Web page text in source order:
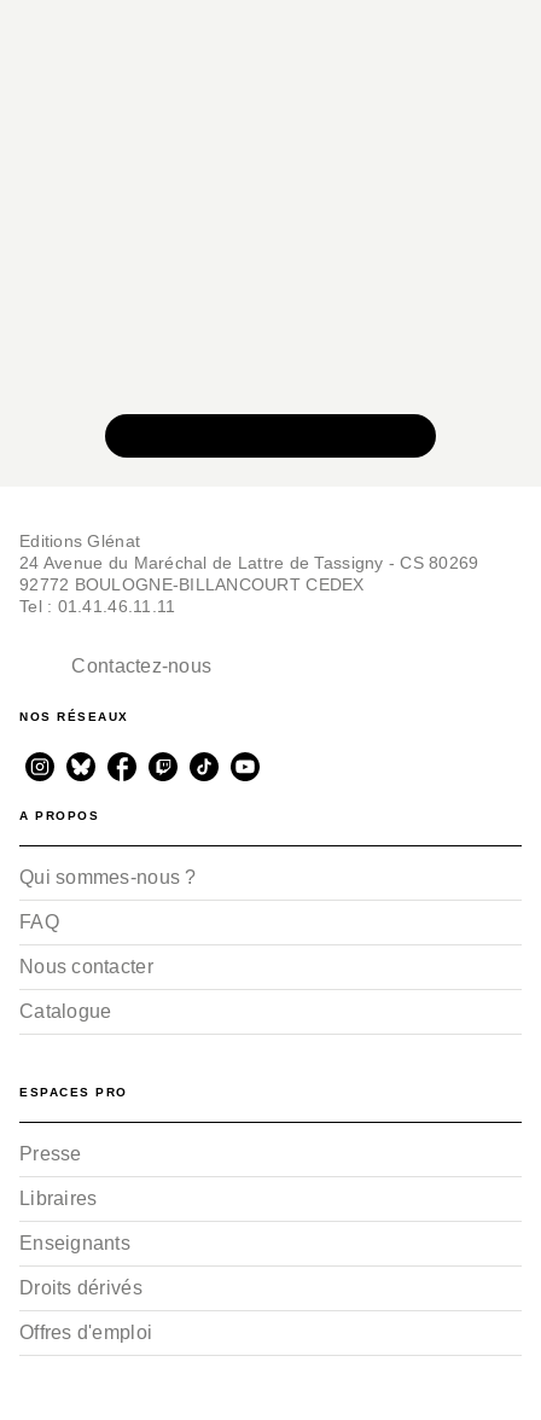
Editions Glénat
24 Avenue du Maréchal de Lattre de Tassigny - CS 80269
92772 BOULOGNE-BILLANCOURT CEDEX
Tel : 01.41.46.11.11
Contactez-nous
NOS RÉSEAUX
A PROPOS
Qui sommes-nous ?
FAQ
Nous contacter
Catalogue
ESPACES PRO
Presse
Libraires
Enseignants
Droits dérivés
Offres d'emploi